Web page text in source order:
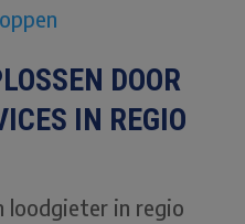
DOOR
IN REGIO
loodgieter in regio